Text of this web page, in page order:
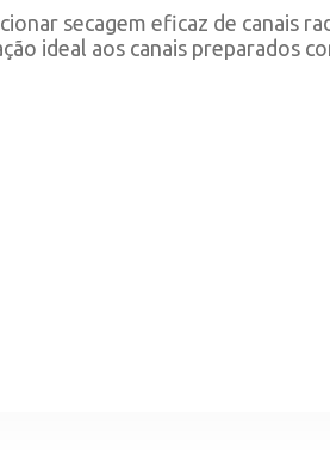
secagem eficaz de canais
ideal aos canais preparados